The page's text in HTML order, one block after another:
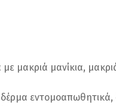
μακριά μανίκια,
δέρμα